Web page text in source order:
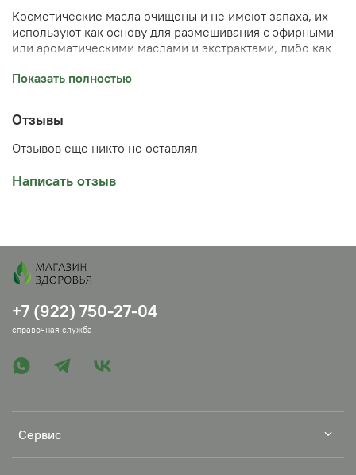
Косметические масла очищены и не имеют запаха, их
используют как основу для размешивания с эфирными
или ароматическими маслами и экстрактами, либо как
увлажняющих и питающих кожу компрессов. Кокосовое
подходит для ухода за сухой и очень сухой кожей лица.
Оно подойдет для всех типов кожи, но особенно для
сухой и загрубевшей. Произведено в России
Показать полностью
Отзывы
Отзывов еще никто не оставлял
Написать отзыв
Сервис
+7 (922) 750-27-04
справочная служба